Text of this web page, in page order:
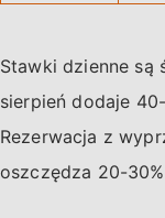
Stawki dzienne są
sierpień dodaje
Rezerwacja z
oszczędza 20-